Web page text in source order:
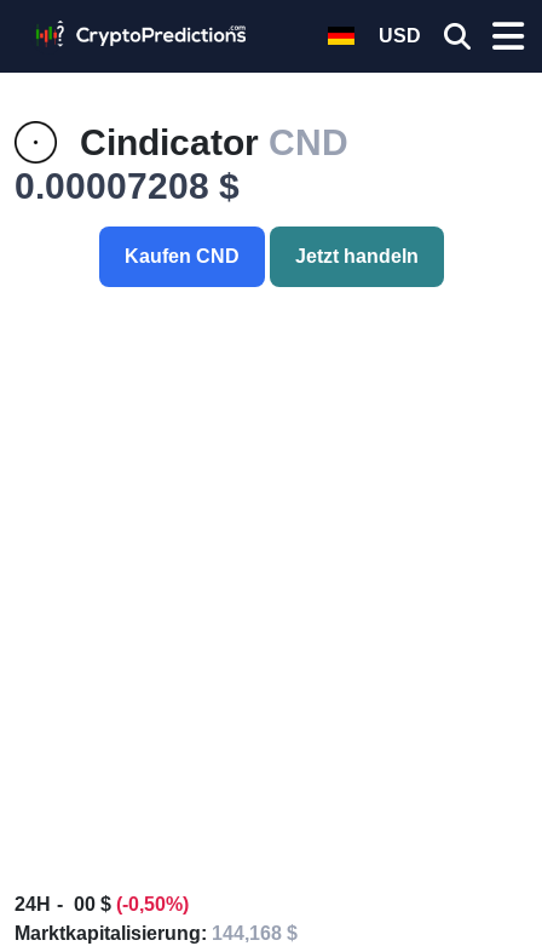
USD
Cindicator CND
0.00007208 $
Kaufen CND Jetzt handeln
24H 00 $ (-0,50%)
Marktkapitalisierung: 144,168 $